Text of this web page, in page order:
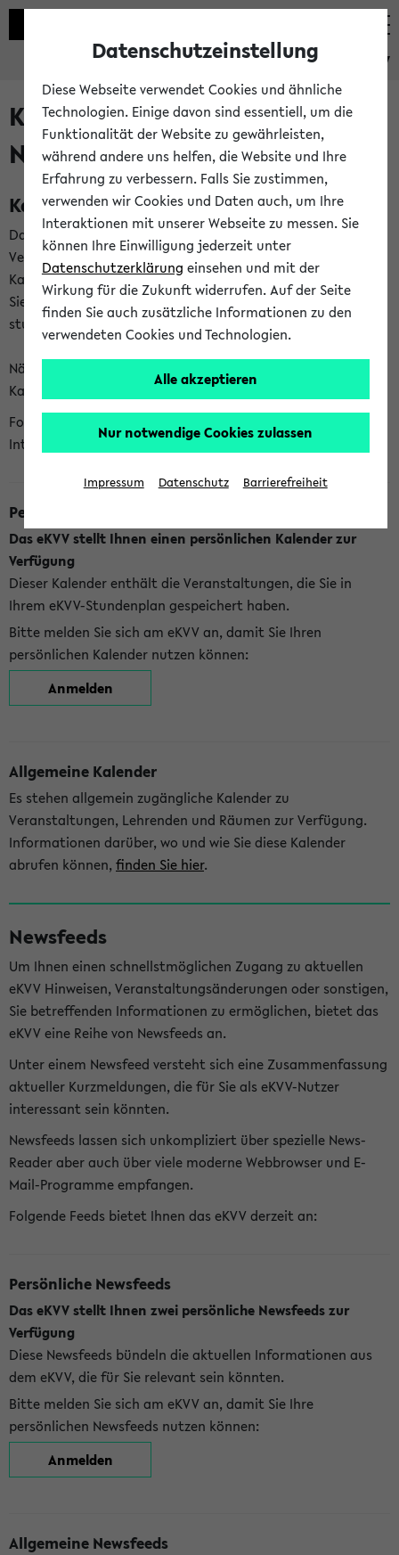
eKVV
Kalenderintegration und
Newsfeeds
Kalenderintegration
Das eKVV bietet Ihnen die Möglichkeit,
Veranstaltungstermine in eine Vielzahl von
Kalenderanwendungen einzubinden. Auf diese Weise können
Sie einen gemeinsamen Überblick über Ihre privaten und
studienbezogenen Termine erhalten.
Näheres zu Vorteilen und Funktionsweise der
Kalenderintegration können Sie auf unserer
Folgende Kalender bietet Ihnen das eKVV derzeit zur
Integration an:
Persönlicher Kalender
Das eKVV stellt Ihnen einen persönlichen Kalender zur
Verfügung
Dieser Kalender enthält die Veranstaltungen, die Sie in
Ihrem eKVV-Stundenplan gespeichert haben.
Bitte melden Sie sich am eKVV an, damit Sie Ihren
persönlichen Kalender nutzen können:
Anmelden
Allgemeine Kalender
Es stehen allgemein zugängliche Kalender zu
Veranstaltungen, Lehrenden und Räumen zur Verfügung.
Informationen darüber, wo und wie Sie diese Kalender
abrufen können, finden Sie hier.
Newsfeeds
Um Ihnen einen schnellstmöglichen Zugang zu aktuellen
eKVV Hinweisen, Veranstaltungsänderungen oder sonstigen,
Sie betreffenden Informationen zu ermöglichen, bietet das
eKVV eine Reihe von Newsfeeds an.
Unter einem Newsfeed versteht sich eine Zusammenfassung
aktueller Kurzmeldungen, die für Sie als eKVV-Nutzer
interessant sein könnten.
Newsfeeds lassen sich unkompliziert über spezielle News-
Reader aber auch über viele moderne Webbrowser und E-
Mail-Programme empfangen.
Folgende Feeds bietet Ihnen das eKVV derzeit an:
Persönliche Newsfeeds
Das eKVV stellt Ihnen zwei persönliche Newsfeeds zur
Verfügung
Diese Newsfeeds bündeln die aktuellen Informationen aus
dem eKVV, die für Sie relevant sein könnten.
Bitte melden Sie sich am eKVV an, damit Sie Ihre
persönlichen Newsfeeds nutzen können:
Anmelden
Allgemeine Newsfeeds
Datenschutzeinstellung
Diese Webseite verwendet Cookies und ähnliche
Technologien. Einige davon sind essentiell, um die
Funktionalität der Website zu gewährleisten,
während andere uns helfen, die Website und Ihre
Erfahrung zu verbessern. Falls Sie zustimmen,
verwenden wir Cookies und Daten auch, um Ihre
Interaktionen mit unserer Webseite zu messen. Sie
können Ihre Einwilligung jederzeit unter
Datenschutzerklärung einsehen und mit der
Wirkung für die Zukunft widerrufen. Auf der Seite
finden Sie auch zusätzliche Informationen zu den
verwendeten Cookies und Technologien.
Alle akzeptieren
Nur notwendige Cookies zulassen
Impressum Datenschutz Barrierefreiheit